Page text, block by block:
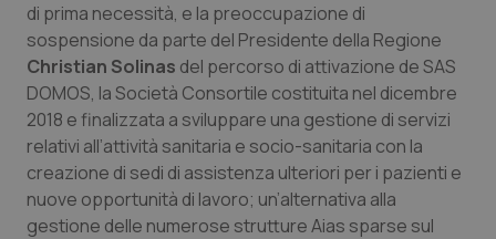
Marche
Molise
Piemonte
Provincia Autonoma di Bolzano
Donna & Salute
Epatiti
HIV
Infezioni & Febbre
di prima necessità, e la preoccupazione di
sospensione da parte del Presidente della Regione
Christian Solinas del percorso di attivazione de SAS
DOMOS, la Società Consortile costituita nel dicembre
2018 e finalizzata a sviluppare una gestione di servizi
relativi all’attività sanitaria e socio-sanitaria con la
creazione di sedi di assistenza ulteriori per i pazienti e
nuove opportunità di lavoro; un’alternativa alla
gestione delle numerose strutture Aias sparse sul